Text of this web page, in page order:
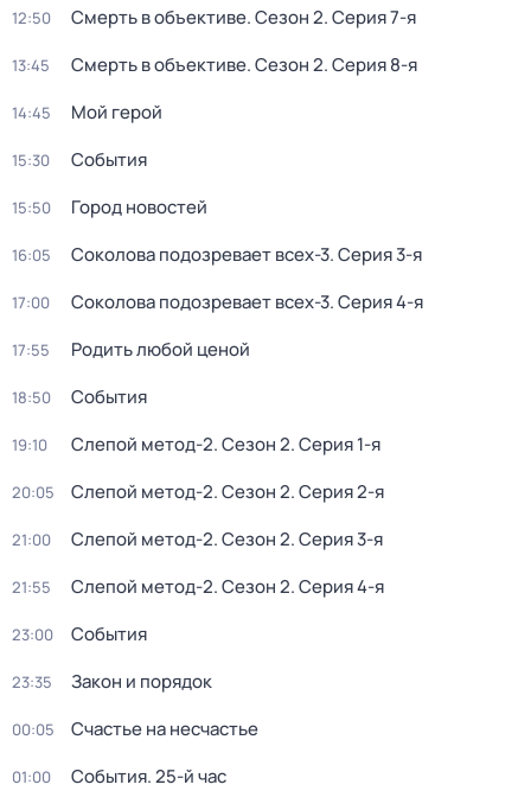
12:50 Смерть в объективе. Сезон 2. Серия 7-я
13:45 Смерть в объективе. Сезон 2. Серия 8-я
14:45 Мой герой
15:30 События
15:50 Город новостей
16:05 Соколова подозревает всех-3. Серия 3-я
17:00 Соколова подозревает всех-3. Серия 4-я
17:55 Родить любой ценой
18:50 События
19:10 Слепой метод-2. Сезон 2. Серия 1-я
20:05 Слепой метод-2. Сезон 2. Серия 2-я
21:00 Слепой метод-2. Сезон 2. Серия 3-я
21:55 Слепой метод-2. Сезон 2. Серия 4-я
23:00 События
23:35 Закон и порядок
00:05 Счастье на несчастье
01:00 События. 25-й час